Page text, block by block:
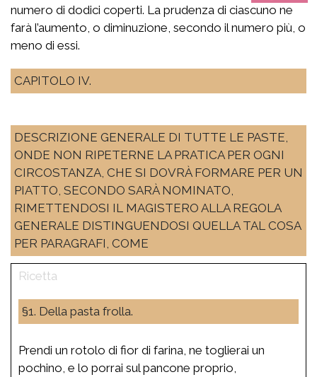
numero di dodici coperti. La prudenza di ciascuno ne
farà l’aumento, o diminuzione, secondo il numero più, o
meno di essi.
CAPITOLO IV.
DESCRIZIONE GENERALE DI TUTTE LE PASTE,
ONDE NON RIPETERNE LA PRATICA PER OGNI
CIRCOSTANZA, CHE SI DOVRÀ FORMARE PER UN
PIATTO, SECONDO SARÀ NOMINATO,
RIMETTENDOSI IL MAGISTERO ALLA REGOLA
GENERALE DISTINGUENDOSI QUELLA TAL COSA
PER PARAGRAFI, COME
§1. Della pasta frolla.
Prendi un rotolo di fior di farina, ne toglierai un
pochino, e lo porrai sul pancone proprio,